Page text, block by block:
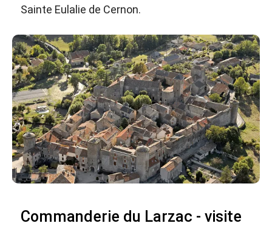
Sainte Eulalie de Cernon.
Commanderie du Larzac - visite